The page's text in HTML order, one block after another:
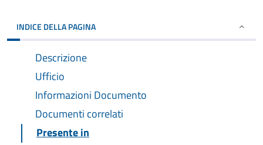
INDICE DELLA PAGINA
Descrizione
Ufficio
Informazioni Documento
Documenti correlati
Presente in